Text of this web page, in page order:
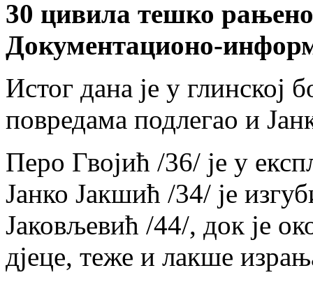
30 цивила тешко
Документационо-
Истог дана је у
повредама подлегао и
Перо Гвојић /36/ је у
Јанко Јакшић /34/ је
Јаковљевић /44/, док је
дјеце, теже и лакше